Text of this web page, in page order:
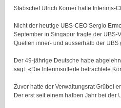
Stabschef Ulrich Körner hätte Interims-
Nicht der heutige UBS-CEO Sergio
September in Singapur fragte der UBS-
Quellen inner- und ausserhalb der
Der 49-jährige Deutsche habe
sagt: «Die Interimsofferte betrachtete
Zuvor hatte der Verwaltungsrat Grübel
Der erst seit einem halben Jahr bei der